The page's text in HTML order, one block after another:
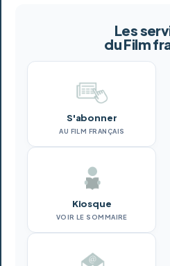
Les
du Film
S'abonner
AU FILM FRANÇAIS
Kiosque
VOIR LE SOMMAIRE